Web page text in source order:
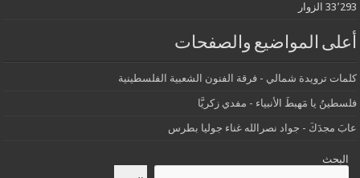
33٬293 الزوار
أعلى المواضيع والصفحات
كلمات ترويدة شمالي - فرقة الفنون الشعبية الفلسطينية
فلسطينُ يا مَهبطَ الأنبياء - مفدي زكريَّا
عابَ مجدَكَ - جواد نصرالله غناء جوليا بطرس
البحث